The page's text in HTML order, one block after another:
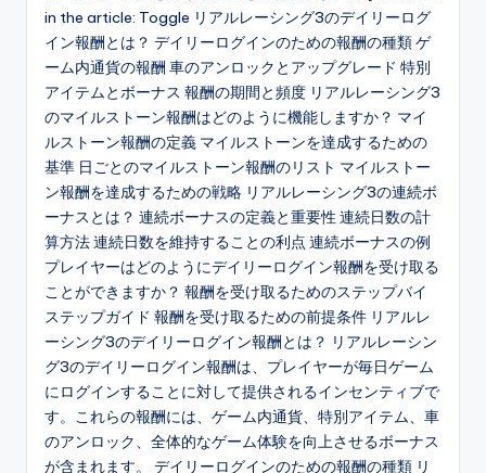
in the article: Toggle リアルレーシング3のデイリーログ
イン報酬とは？ デイリーログインのための報酬の種類 ゲ
ーム内通貨の報酬 車のアンロックとアップグレード 特別
アイテムとボーナス 報酬の期間と頻度 リアルレーシング3
のマイルストーン報酬はどのように機能しますか？ マイ
ルストーン報酬の定義 マイルストーンを達成するための
基準 日ごとのマイルストーン報酬のリスト マイルストー
ン報酬を達成するための戦略 リアルレーシング3の連続ボ
ーナスとは？ 連続ボーナスの定義と重要性 連続日数の計
算方法 連続日数を維持することの利点 連続ボーナスの例
プレイヤーはどのようにデイリーログイン報酬を受け取る
ことができますか？ 報酬を受け取るためのステップバイ
ステップガイド 報酬を受け取るための前提条件 リアルレ
ーシング3のデイリーログイン報酬とは？ リアルレーシン
グ3のデイリーログイン報酬は、プレイヤーが毎日ゲーム
にログインすることに対して提供されるインセンティブで
す。これらの報酬には、ゲーム内通貨、特別アイテム、車
のアンロック、全体的なゲーム体験を向上させるボーナス
が含まれます。 デイリーログインのための報酬の種類 リ